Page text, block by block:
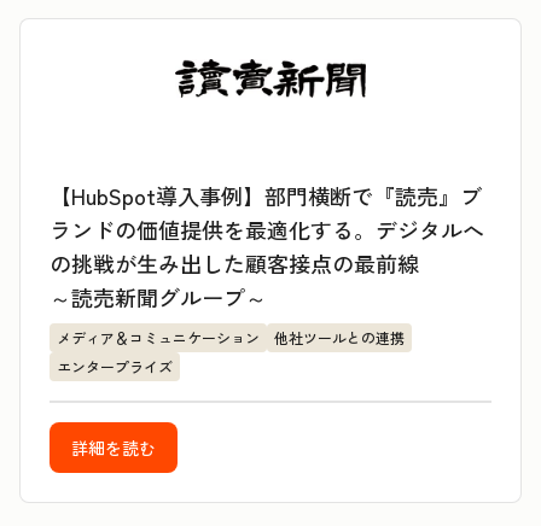
【HubSpot導入事例】部門横断で『読売』ブ
ランドの価値提供を最適化する。デジタルへ
の挑戦が生み出した顧客接点の最前線
～読売新聞グループ～
メディア＆コミュニケーション
他社ツールとの連携
エンタープライズ
詳細を読む